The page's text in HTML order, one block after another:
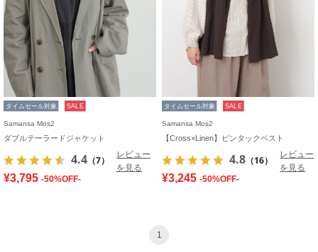
タイムセール対象 SALE
Samansa Mos2
ダブルテーラードジャケット
4.4 （7）
レビュー
を見る
¥3,795 -50%OFF-
タイムセール対象 SALE
Samansa Mos2
【Cross×Linen】ピンタックベスト
4.8 （16）
レビュー
を見る
¥3,245 -50%OFF-
1